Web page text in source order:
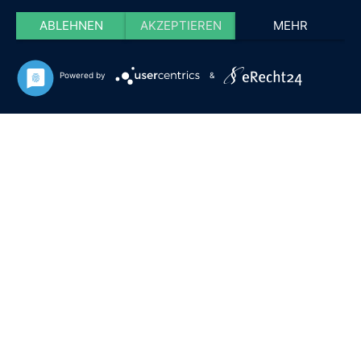
ABLEHNEN AKZEPTIEREN MEHR
Powered by &